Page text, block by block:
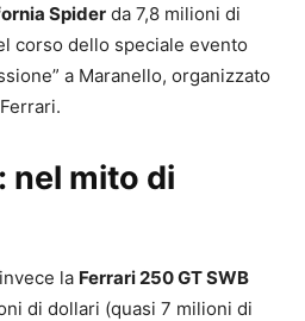
Spider da 7,8 milioni di
corso dello speciale evento
a Maranello, organizzato
nel mito di
la Ferrari 250 GT SWB
di dollari (quasi 7 milioni di